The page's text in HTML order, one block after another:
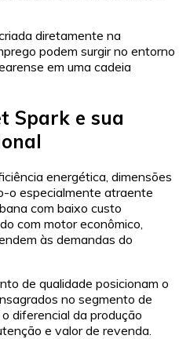
diretamente na
podem surgir no entorno
em uma cadeia
Spark e sua
energética, dimensões
o especialmente atraente
com baixo custo
com motor econômico,
às demandas do
de qualidade posicionam o
no segmento de
diferencial da produção
e valor de revenda.